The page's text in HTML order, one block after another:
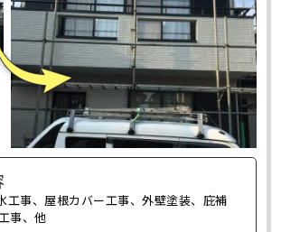
工事、屋根カバー工事、外壁塗装、庇補
事、他